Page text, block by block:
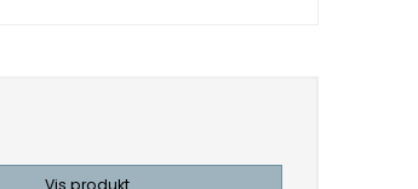
Vis produkt